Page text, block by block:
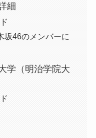
細
坂46のメンバーに
学（明治学院大